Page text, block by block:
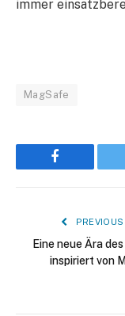
immer
MagSafe
Facebook
Eine neue Ära
inspiriert von